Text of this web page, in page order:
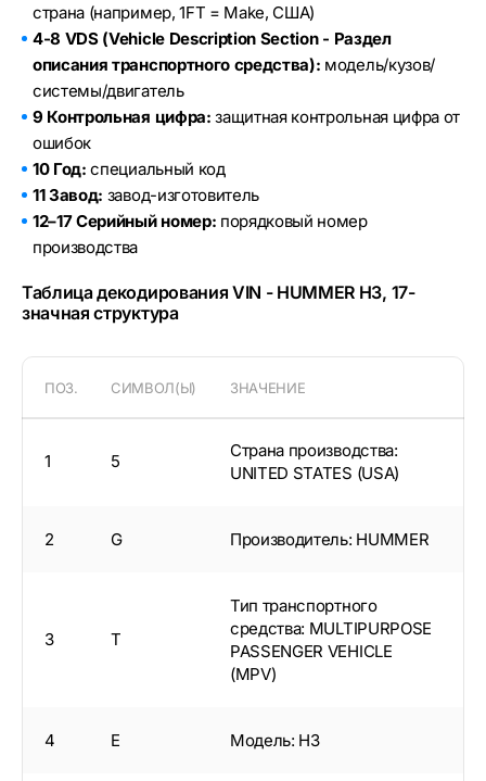
страна (например, 1FT = Make, США)
4-8 VDS (Vehicle Description Section - Раздел
описания транспортного средства): модель/кузов/
системы/двигатель
9 Контрольная цифра: защитная контрольная цифра от
ошибок
10 Год: специальный код
11 Завод: завод-изготовитель
12–17 Серийный номер: порядковый номер
производства
Таблица декодирования VIN - HUMMER H3, 17-
значная структура
ПОЗ. СИМВОЛ(Ы) ЗНАЧЕНИЕ
1 5
Страна производства:
UNITED STATES (USA)
2 G Производитель: HUMMER
3 T
Тип транспортного
средства: MULTIPURPOSE
PASSENGER VEHICLE
(MPV)
4 E Модель: H3